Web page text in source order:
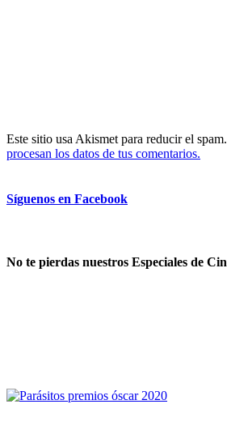
Este sitio usa Akismet para reducir el spam.
procesan los datos de tus comentarios.
Síguenos en Facebook
No te pierdas nuestros Especiales de